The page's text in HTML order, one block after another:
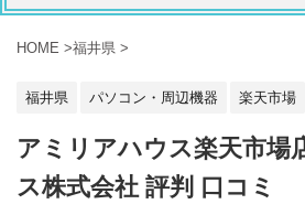
HOME >福井県 >
福井県 パソコン・周辺機器 楽天市場
アミリアハウス楽天市場
ス株式会社 評判 口コミ